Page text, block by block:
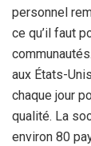
personnel
ce qu’il faut
aux États-
chaque jour
qualité. La
environ 80